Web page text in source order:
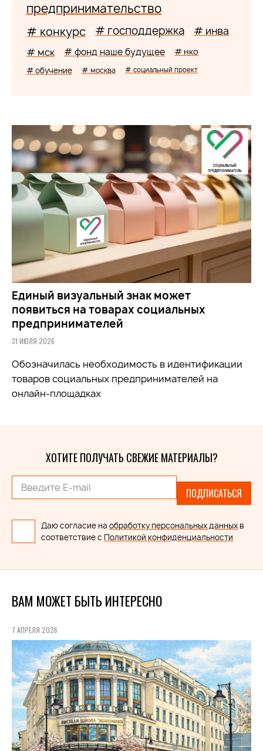
предпринимательство
# конкурс # господдержка # инва
# мск # фонд наше будущее # нко
# обучение # москва # социальный проект
Единый визуальный знак может
появиться на товарах социальных
предпринимателей
31 ИЮЛЯ 2026
Обозначилась необходимость в идентификации
товаров социальных предпринимателей на
онлайн-площадках
ХОТИТЕ ПОЛУЧАТЬ СВЕЖИЕ МАТЕРИАЛЫ?
ПОДПИСАТЬСЯ
Даю согласие на обработку персональных данных в
соответствие с Политикой конфиденциальности
ВАМ МОЖЕТ БЫТЬ ИНТЕРЕСНО
7 АПРЕЛЯ 2026